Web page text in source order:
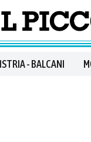
ISTRIA - BALCANI